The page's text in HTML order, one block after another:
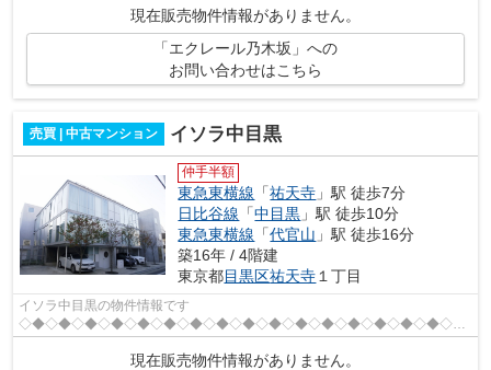
現在販売物件情報がありません。
「エクレール乃木坂」への
お問い合わせはこちら
売買 | 中古マンション イソラ中目黒
仲手半額
東急東横線 「祐天寺 」駅 徒歩7分
日比谷線 「中目黒 」駅 徒歩10分
東急東横線 「代官山 」駅 徒歩16分
築16年 / 4階建
東京都目黒区祐天寺 １丁目
イソラ中目黒の物件情報です
◇◆◇◆◇◆◇◆◇◆◇◆◇◆◇◆◇◆◇◆◇◆◇◆◇◆◇◆◇◆◇◆◇◆
平成 ２２ 年 ５ 月築 総戸数 ４６ 戸 地上 ４ 階建 東急東横線 祐天寺駅 徒歩
7分 東急東横線 中目黒駅 徒歩10分...
現在販売物件情報がありません。